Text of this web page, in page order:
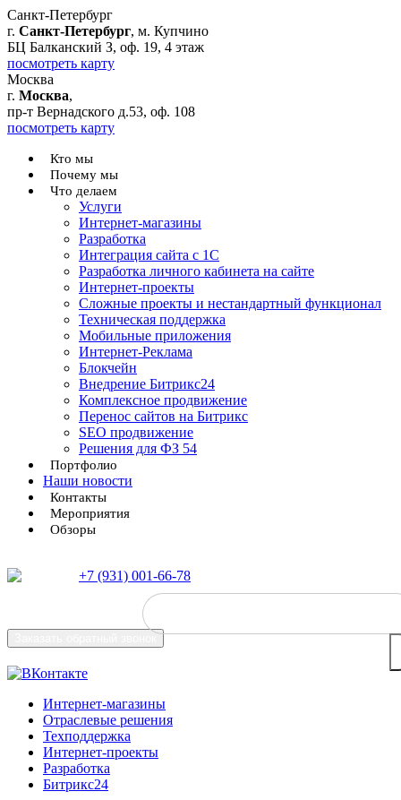
Санкт-Петербург
г. Санкт-Петербург, м. Купчино
БЦ Балканский З, оф. 19, 4 этаж
посмотреть карту
Москва
г. Москва,
пр-т Вернадского д.53, оф. 108
посмотреть карту
Кто мы
Почему мы
Что делаем
Услуги
Интернет-магазины
Разработка
Интеграция сайта с 1С
Разработка личного кабинета на сайте
Интернет-проекты
Сложные проекты и нестандартный функционал
Teхническая поддержка
Мобильные приложения
Интернет-Реклама
Блокчейн
Внедрение Битрикс24
Комплексное продвижение
Перенос сайтов на Битрикс
SEO продвижение
Решения для ФЗ 54
Портфолио
Наши новости
Контакты
Мероприятия
Обзоры
+7 (931) 001-66-78
Интернет-магазины
Отраслевые решения
Техподдержка
Интернет-проекты
Разработка
Битрикс24